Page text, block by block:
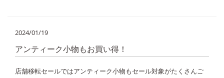
2024/01/19
アンティーク小物もお買い得！
店舗移転セールではアンティーク小物もセール対象がたくさんご